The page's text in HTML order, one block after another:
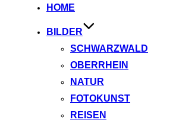
HOME
BILDER
SCHWARZWALD
OBERRHEIN
NATUR
FOTOKUNST
REISEN